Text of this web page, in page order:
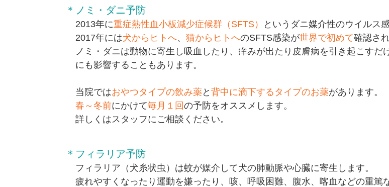
＊ノミ・ダニ予防
2013年に重症熱性血小板減少症候群（SFTS）
というダニ媒介性のウイルス
2017年には犬からヒトへ、 猫からヒトへのSFTS感染が世界で初めて確認さ
ノミ・ダニは動物に寄生し吸血したり、痒みが出たり皮膚病を引き起こす
にも影響することもあります。
当院ではおやつタイプの飲み薬と 背中に滴下するタイプのお薬があります。
春～冬前にかけて毎月１回の予防をオススメします。
詳しくはスタッフにご相談ください。
＊フィラリア予防
フィラリア（犬糸状虫）は蚊が媒介して犬の肺動脈や心臓に寄生します。
疲れやすくなったり運動を嫌ったり、咳、呼吸困難、腹水、喀血などの重篤